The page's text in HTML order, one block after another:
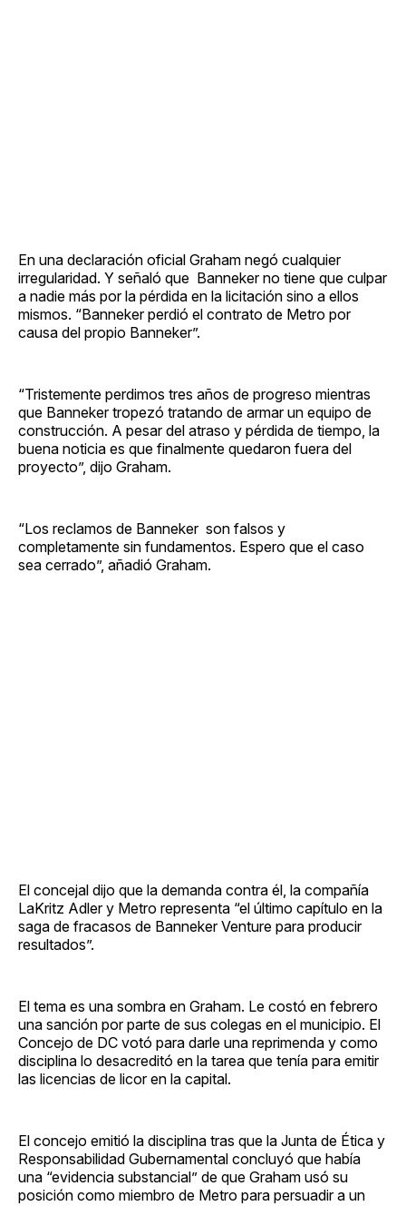
En una declaración oficial Graham negó cualquier
irregularidad. Y señaló que Banneker no tiene que culpar
a nadie más por la pérdida en la licitación sino a ellos
mismos. “Banneker perdió el contrato de Metro por
causa del propio Banneker”.
“Tristemente perdimos tres años de progreso mientras
que Banneker tropezó tratando de armar un equipo de
construcción. A pesar del atraso y pérdida de tiempo, la
buena noticia es que finalmente quedaron fuera del
proyecto”, dijo Graham.
“Los reclamos de Banneker son falsos y
completamente sin fundamentos. Espero que el caso
sea cerrado”, añadió Graham.
El concejal dijo que la demanda contra él, la compañía
LaKritz Adler y Metro representa “el último capítulo en la
saga de fracasos de Banneker Venture para producir
resultados”.
El tema es una sombra en Graham. Le costó en febrero
una sanción por parte de sus colegas en el municipio. El
Concejo de DC votó para darle una reprimenda y como
disciplina lo desacreditó en la tarea que tenía para emitir
las licencias de licor en la capital.
El concejo emitió la disciplina tras que la Junta de Ética y
Responsabilidad Gubernamental concluyó que había
una “evidencia substancial” de que Graham usó su
posición como miembro de Metro para persuadir a un